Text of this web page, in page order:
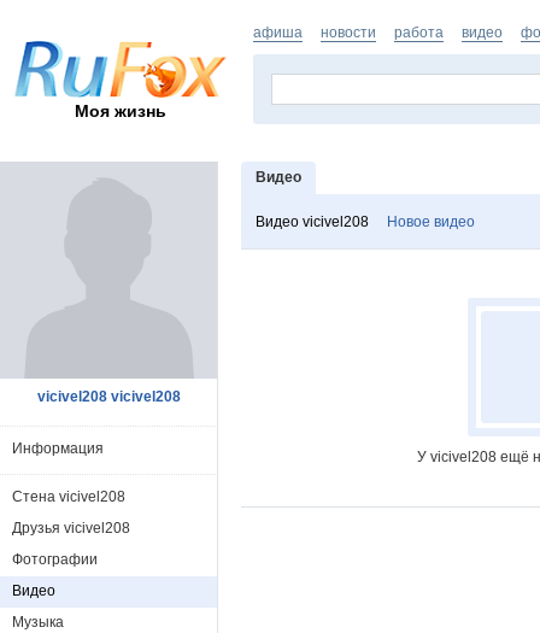
Моя жизнь
афиша новости работа видео
Видео
Видео vicivel208 Новое видео
У vicivel208 ещё
vicivel208 vicivel208
Информация
Стена vicivel208
Друзья vicivel208
Фотографии
Видео
Музыка